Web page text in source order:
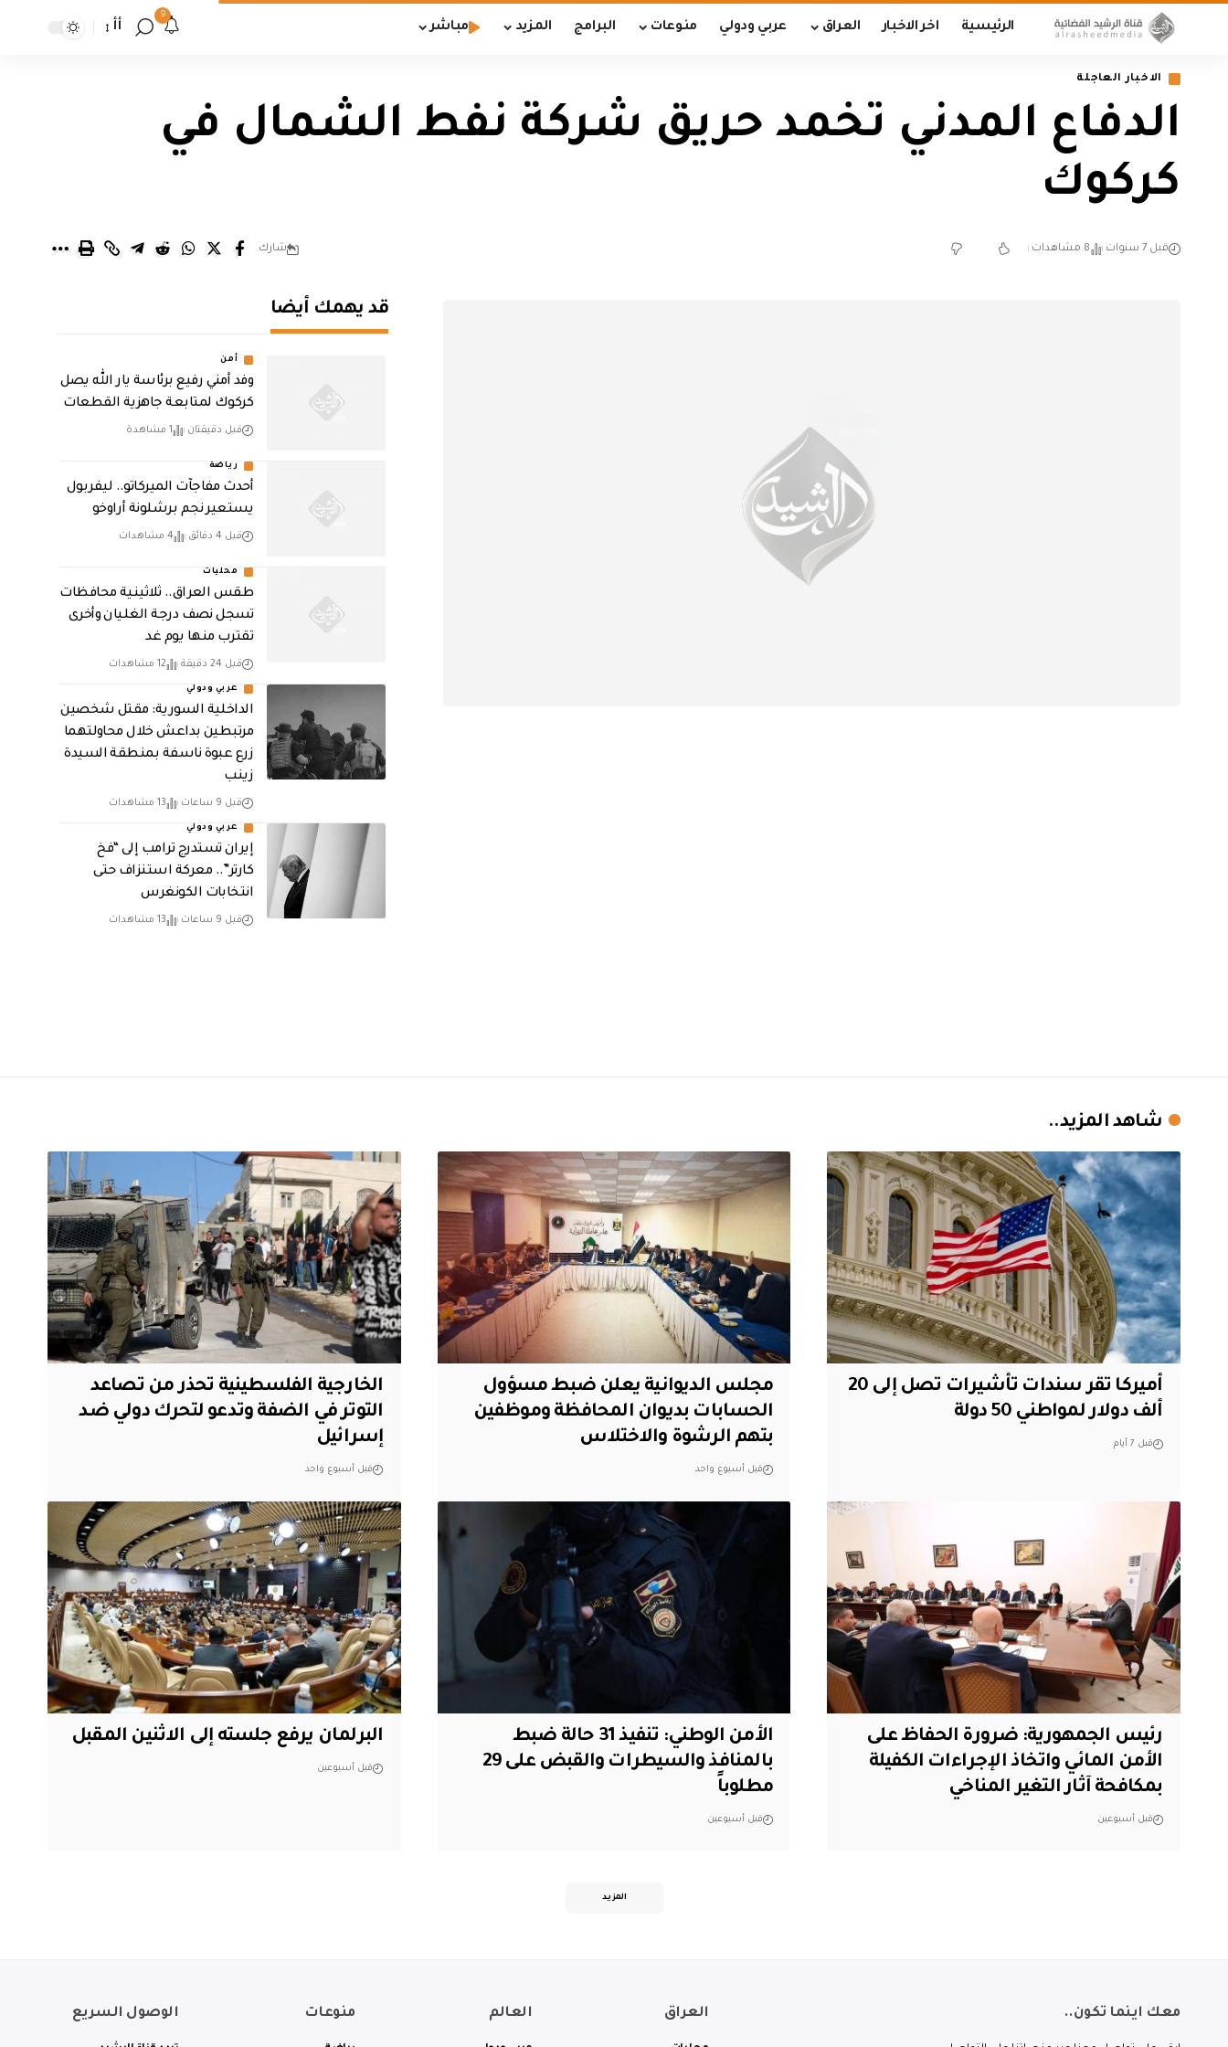
الرئيسية اخر الاخبار العراق عربي ودولي منوعات البرامج المزيد مباشر
9
أأ
الاخبار العاجلة
الدفاع المدني تخمد حريق شركة نفط الشمال في
كركوك
قبل 7 سنوات 8 مشاهدات شارك
قد يهمك أيضا
أمن
وفد أمني رفيع برئاسة يار الله يصل
كركوك لمتابعة جاهزية القطعات
قبل دقيقتان 1 مشاهدة
رياضة
أحدث مفاجآت الميركاتو.. ليفربول
يستعير نجم برشلونة أراوخو
قبل 4 دقائق 4 مشاهدات
محليات
طقس العراق.. ثلاثينية محافظات
تسجل نصف درجة الغليان وأخرى
تقترب منها يوم غد
قبل 24 دقيقة 12 مشاهدات
عربي ودولي
الداخلية السورية: مقتل شخصين
مرتبطين بداعش خلال محاولتهما
زرع عبوة ناسفة بمنطقة السيدة
زينب
قبل 9 ساعات 13 مشاهدات
عربي ودولي
إيران تستدرج ترامب إلى “فخ
كارتر”.. معركة استنزاف حتى
انتخابات الكونغرس
قبل 9 ساعات 13 مشاهدات
شاهد المزيد..
أميركا تقر سندات تأشيرات تصل إلى 20
ألف دولار لمواطني 50 دولة
قبل 7 أيام
مجلس الديوانية يعلن ضبط مسؤول
الحسابات بديوان المحافظة وموظفين
بتهم الرشوة والاختلاس
قبل أسبوع واحد
الخارجية الفلسطينية تحذر من تصاعد
التوتر في الضفة وتدعو لتحرك دولي ضد
إسرائيل
قبل أسبوع واحد
رئيس الجمهورية: ضرورة الحفاظ على
الأمن المائي واتخاذ الإجراءات الكفيلة
بمكافحة آثار التغير المناخي
قبل أسبوعين
الأمن الوطني: تنفيذ 31 حالة ضبط
بالمنافذ والسيطرات والقبض على 29
مطلوباً
قبل أسبوعين
البرلمان يرفع جلسته إلى الاثنين المقبل
قبل أسبوعين
المزيد
معك اينما تكون.. العراق العالم منوعات الوصول السريع